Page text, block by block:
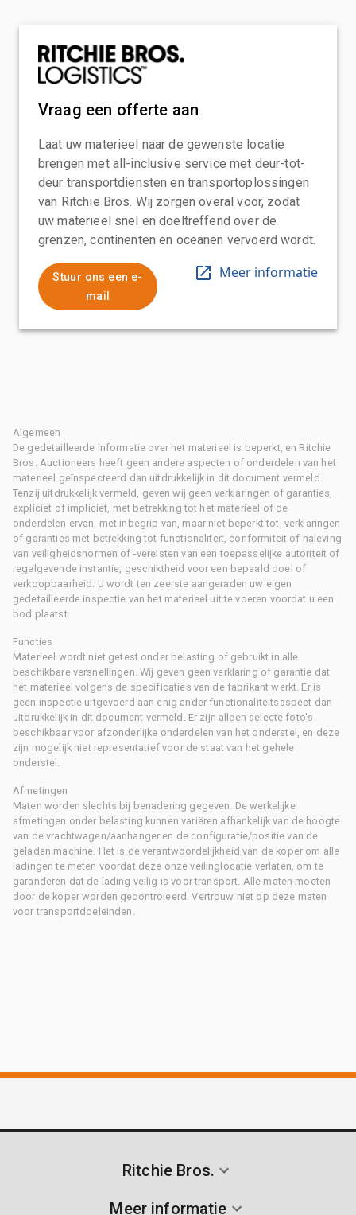
Vraag een offerte aan
Laat uw materieel naar de gewenste locatie
brengen met all-inclusive service met deur-tot-
deur transportdiensten en transportoplossingen
van Ritchie Bros. Wij zorgen overal voor, zodat
uw materieel snel en doeltreffend over de
grenzen, continenten en oceanen vervoerd wordt.
Stuur ons een e-
mail
Meer informatie
Algemeen
De gedetailleerde informatie over het materieel is beperkt, en Ritchie
Bros. Auctioneers heeft geen andere aspecten of onderdelen van het
materieel geïnspecteerd dan uitdrukkelijk in dit document vermeld.
Tenzij uitdrukkelijk vermeld, geven wij geen verklaringen of garanties,
expliciet of impliciet, met betrekking tot het materieel of de
onderdelen ervan, met inbegrip van, maar niet beperkt tot, verklaringen
of garanties met betrekking tot functionaliteit, conformiteit of naleving
van veiligheidsnormen of -vereisten van een toepasselijke autoriteit of
regelgevende instantie, geschiktheid voor een bepaald doel of
verkoopbaarheid. U wordt ten zeerste aangeraden uw eigen
gedetailleerde inspectie van het materieel uit te voeren voordat u een
bod plaatst.
Functies
Materieel wordt niet getest onder belasting of gebruikt in alle
beschikbare versnellingen. Wij geven geen verklaring of garantie dat
het materieel volgens de specificaties van de fabrikant werkt. Er is
geen inspectie uitgevoerd aan enig ander functionaliteitsaspect dan
uitdrukkelijk in dit document vermeld. Er zijn alleen selecte foto's
beschikbaar voor afzonderlijke onderdelen van het onderstel, en deze
zijn mogelijk niet representatief voor de staat van het gehele
onderstel.
Afmetingen
Maten worden slechts bij benadering gegeven. De werkelijke
afmetingen onder belasting kunnen variëren afhankelijk van de hoogte
van de vrachtwagen/aanhanger en de configuratie/positie van de
geladen machine. Het is de verantwoordelijkheid van de koper om alle
ladingen te meten voordat deze onze veilinglocatie verlaten, om te
garanderen dat de lading veilig is voor transport. Alle maten moeten
door de koper worden gecontroleerd. Vertrouw niet op deze maten
voor transportdoeleinden.
Ritchie Bros.
Meer informatie